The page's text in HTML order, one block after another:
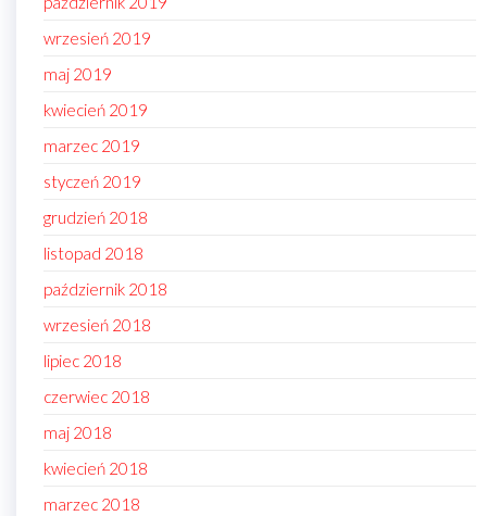
wrzesień 2019
maj 2019
kwiecień 2019
marzec 2019
styczeń 2019
grudzień 2018
listopad 2018
październik 2018
wrzesień 2018
lipiec 2018
czerwiec 2018
maj 2018
kwiecień 2018
marzec 2018